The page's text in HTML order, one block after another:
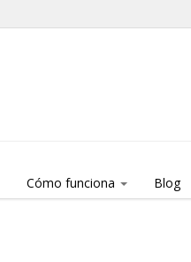
Cómo funciona Blog